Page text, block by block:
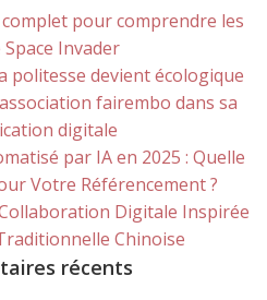
pour comprendre les
Invader
politesse devient écologique
fairembo dans sa
digitale
par IA en 2025 : Quelle
Votre Référencement ?
Digitale Inspirée
Chinoise
récents